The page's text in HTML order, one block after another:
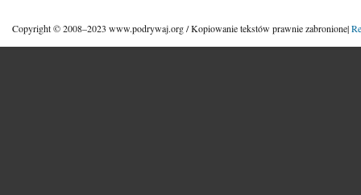
Copyright © 2008–2023 www.podrywaj.org / Kopiowanie tekstów prawnie zabronione|